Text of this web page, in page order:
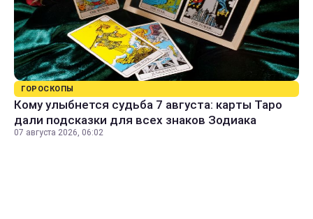
ГОРОСКОПЫ
Кому улыбнется судьба 7 августа: карты Таро
дали подсказки для всех знаков Зодиака
07 августа 2026, 06:02